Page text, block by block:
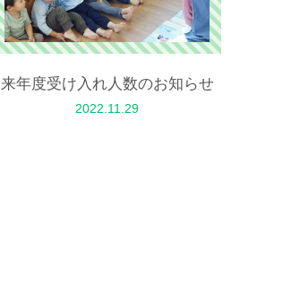
来年度受け入れ人数のお知らせ
2022.11.29